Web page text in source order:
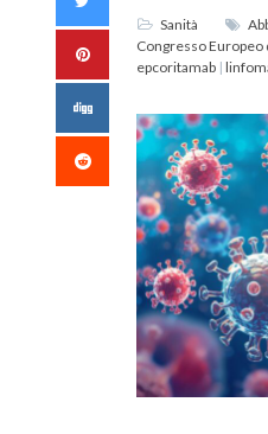
Sanità
Congresso Europeo
epcoritamab |